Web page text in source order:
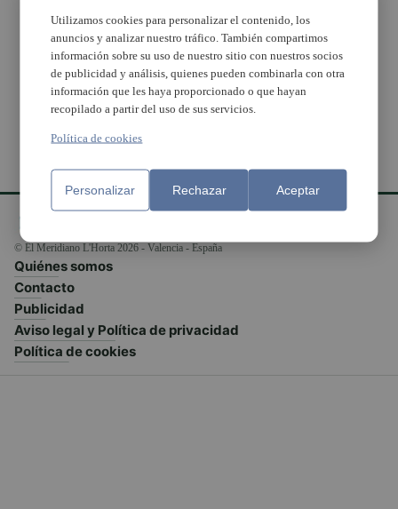
El barrio de El Tremolar
de Alfafar comienza
mañana sus fiestas
© El Meridiano L'Horta 2026 - Valencia - España
Quiénes somos
Contacto
Publicidad
Aviso legal y Política de privacidad
Política de cookies
Utilizamos cookies para personalizar el contenido, los
anuncios y analizar nuestro tráfico. También compartimos
información sobre su uso de nuestro sitio con nuestros socios
de publicidad y análisis, quienes pueden combinarla con otra
información que les haya proporcionado o que hayan
recopilado a partir del uso de sus servicios.
Política de cookies
Personalizar Rechazar Aceptar